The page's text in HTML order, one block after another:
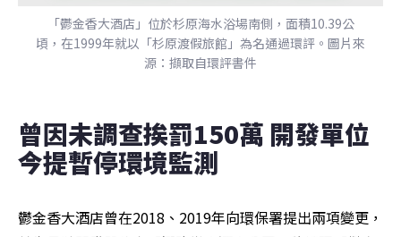
「鬱金香大酒店」位於杉原海水浴場南側，面積10.39公
頃，在1999年就以「杉原渡假旅館」為名通過環評。圖片來
源：擷取自環評書件
曾因未調查挨罰150萬 開發單位
今提暫停環境監測
鬱金香大酒店曾在2018、2019年向環保署提出兩項變更，